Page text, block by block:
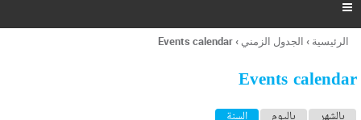
ر
ل
ح

أنت
هنا
الرئيسية › الجدول الزمني ›
Events calendar
Events calendar